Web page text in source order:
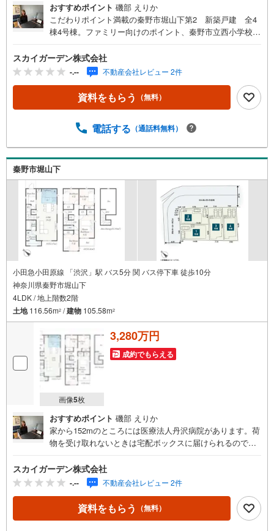
おすすめポイント 磯部 えりか
こだわりポイント満載の秦野市堀山下第2 新築戸建 全4
棟4号棟。ファミリー向けのポイント、秦野市立西小学校が
でいただく新築戸建ての物件です。こちらの物件の間取り
は4LDKとなっており、室内も広々です。アレルギーも花粉
も24時間換気システムでオールブロックすることができま
す。宅配ボックス付きですので非対面での荷物受け取りが
できます。日常生活で利用頻度の高い水回りだからこそ、
スカイガーデン株式会社
-.-- 不動産会社レビュー 2件
資料をもらう （無料）
電話する （通話料無料）
秦野市堀山下
小田急小田原線 「渋沢」駅 バス5分 関 バス停下車 徒歩10分
神奈川県秦野市堀山下
4LDK / 地上階数2階
土地116.56m2 /建物 105.58m2
画像5枚
3,280万円
成約でもらえる
おすすめポイント 磯部 えりか
家から152mのところには医療法人丹沢病院があります。荷
物を受け取れないときは宅配ボックスに届けられるので、
ません。新しい生活に心機一転、新築の戸建て物件はいか
がでしょうか。モニターから顔が見えるTVインターホン付
きです。4LDKの物件で、開放感のある生活を送る事が出来
ます。動線を意識したデザインのシステムキッチン付きで
作業能率が上がります。建物面積105.58平米の物件はいか
スカイガーデン株式会社
-.-- 不動産会社レビュー 2件
資料をもらう （無料）